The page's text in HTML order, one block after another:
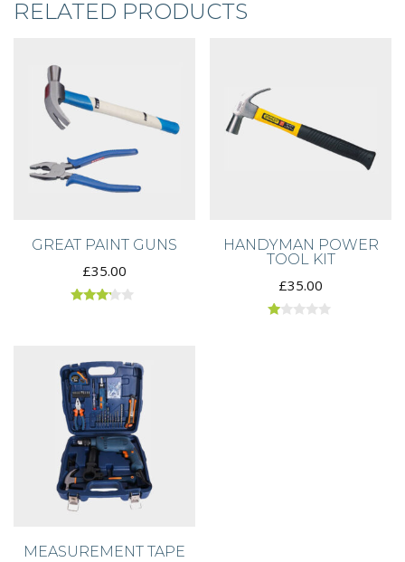
RELATED PRODUCTS
GREAT PAINT GUNS
£35.00
HANDYMAN POWER
TOOL KIT
£35.00
MEASUREMENT TAPE